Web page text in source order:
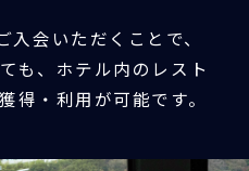
会いただくことで、
も、ホテル内のレスト
得・利用が可能です。